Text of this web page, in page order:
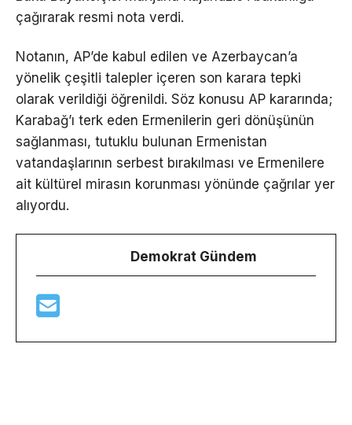
çağırarak resmi nota verdi.
Notanın, AP’de kabul edilen ve Azerbaycan’a
yönelik çeşitli talepler içeren son karara tepki
olarak verildiği öğrenildi. Söz konusu AP kararında;
Karabağ’ı terk eden Ermenilerin geri dönüşünün
sağlanması, tutuklu bulunan Ermenistan
vatandaşlarının serbest bırakılması ve Ermenilere
ait kültürel mirasın korunması yönünde çağrılar yer
alıyordu.
Demokrat Gündem